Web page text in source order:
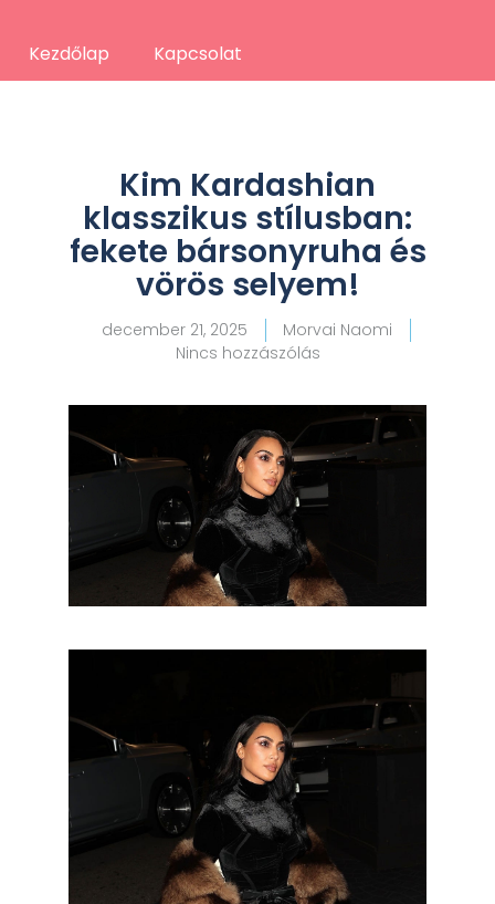
Kezdőlap Kapcsolat
Kim Kardashian
klasszikus stílusban:
fekete bársonyruha és
vörös selyem!
december 21, 2025
Morvai Naomi
Nincs hozzászólás